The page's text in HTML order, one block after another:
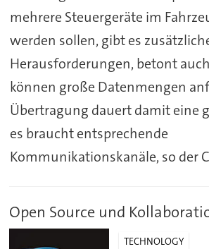
mehrere Steuergeräte im
werden sollen, gibt es
Herausforderungen, betont
können große Datenmengen
Übertragung dauert damit eine
es braucht entsprechende
Kommunikationskanäle, so der
Open Source und
TECHNOLOGY